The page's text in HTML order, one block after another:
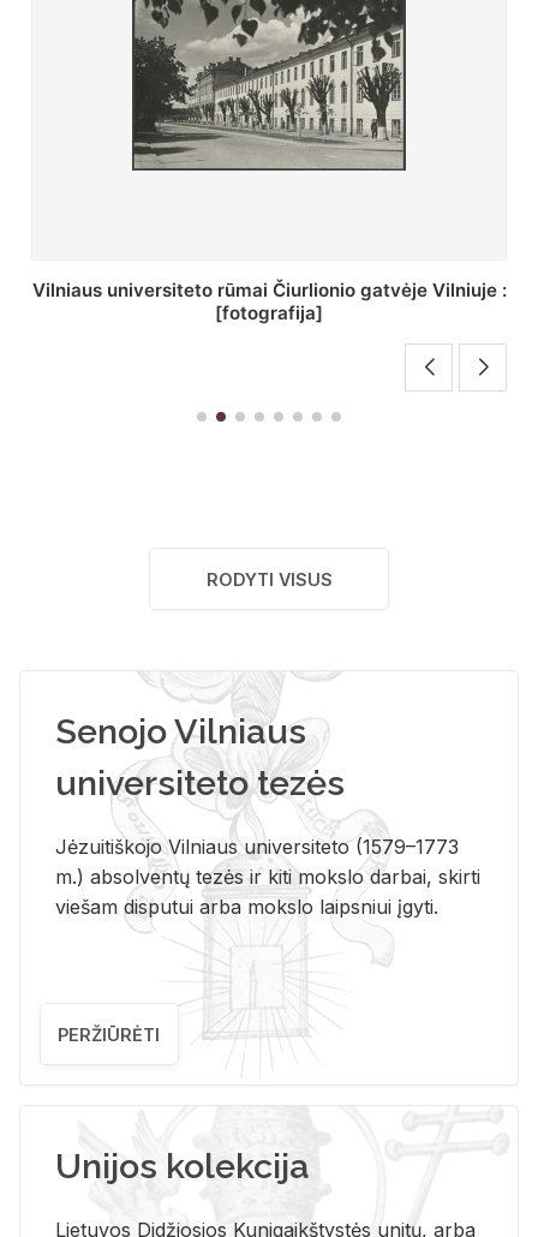
St. Batoro universiteto J. Pilsudskio kolegija :
[fotografija]
RODYTI VISUS
Senojo Vilniaus
universiteto tezės
Jėzuitiškojo Vilniaus universiteto (1579–1773
m.) absolventų tezės ir kiti mokslo darbai, skirti
viešam disputui arba mokslo laipsniui įgyti.
PERŽIŪRĖTI
Unijos kolekcija
Lietuvos Didžiosios Kunigaikštystės unitų, arba